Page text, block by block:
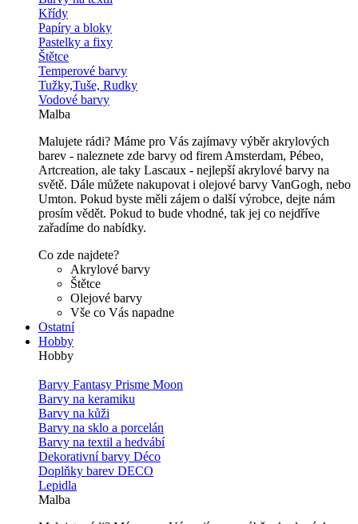
Křídy
Papíry a bloky
Pastelky a fixy
Štětce
Temperové barvy
Tužky,Tuše, Rudky
Vodové barvy
Malba
Malujete rádi? Máme pro Vás zajímavy výběr akrylových
barev - naleznete zde barvy od firem Amsterdam, Pébeo,
Artcreation, ale taky Lascaux - nejlepší akrylové barvy na
světě. Dále můžete nakupovat i olejové barvy VanGogh, nebo
Umton. Pokud byste měli zájem o další výrobce, dejte nám
prosím vědět. Pokud to bude vhodné, tak jej co nejdříve
zařadíme do nabídky.
Co zde najdete?
Akrylové barvy
Štětce
Olejové barvy
Vše co Vás napadne
Ostatní
Hobby
Hobby
Barvy Fantasy Prisme Moon
Barvy na keramiku
Barvy na kůži
Barvy na sklo a porcelán
Barvy na textil a hedvábí
Dekorativní barvy Déco
Doplňky barev DECO
Lepidla
Malba